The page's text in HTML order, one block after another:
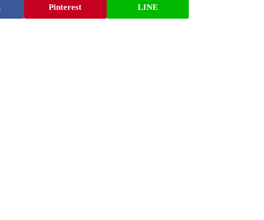
Pinterest LINE